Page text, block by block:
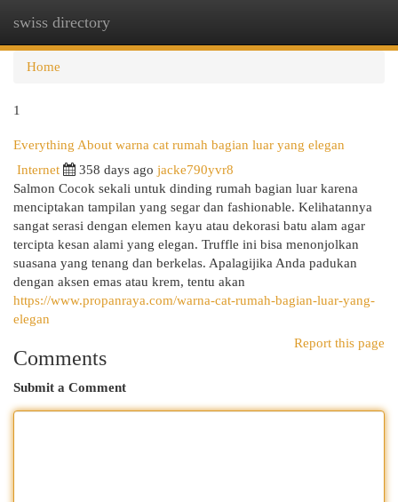
swiss directory
Home
1
Everything About warna cat rumah bagian luar yang elegan
Internet 358 days ago jacke790yvr8
Salmon Cocok sekali untuk dinding rumah bagian luar karena
menciptakan tampilan yang segar dan fashionable. Kelihatannya
sangat serasi dengan elemen kayu atau dekorasi batu alam agar
tercipta kesan alami yang elegan. Truffle ini bisa menonjolkan
suasana yang tenang dan berkelas. Apalagijika Anda padukan
dengan aksen emas atau krem, tentu akan
https://www.propanraya.com/warna-cat-rumah-bagian-luar-yang-
elegan
Report this page
Comments
Submit a Comment